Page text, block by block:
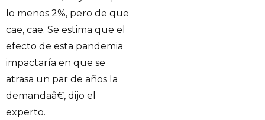
lo menos 2%, pero de que
cae, cae. Se estima que el
efecto de esta pandemia
impactaría en que se
atrasa un par de años la
demandaâ€, dijo el
experto.